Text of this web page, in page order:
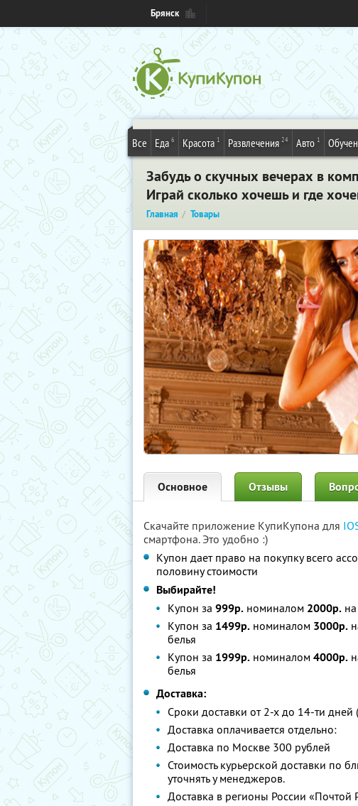
Брянск
Все Еда 6 Красота 1 Развлечения 24 Авто 1
Забудь о скучных вечерах в
Играй сколько хочешь и где
Главная Товары
Основное Отзывы
Скачайте приложение КупиКупона для
смартфона. Это удобно :)
Купон дает право на покупку всего
половину стоимости
Выбирайте!
Купон за 999р. номиналом 2000р.
Купон за 1499р. номиналом 3000р.
белья
Купон за 1999р. номиналом 4000р.
белья
Доставка:
Сроки доставки от 2-х до 14-ти дней
Доставка оплачивается отдельно:
Доставка по Москве 300 рублей
Стоимость курьерской доставки
уточнять у менеджеров.
Доставка в регионы России «Почтой